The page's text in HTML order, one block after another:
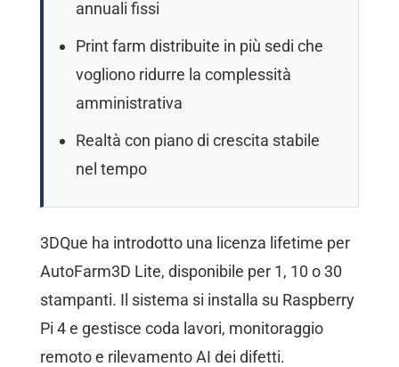
annuali fissi
Print farm distribuite in più sedi che
vogliono ridurre la complessità
amministrativa
Realtà con piano di crescita stabile
nel tempo
3DQue ha introdotto una licenza lifetime per
AutoFarm3D Lite, disponibile per 1, 10 o 30
stampanti. Il sistema si installa su Raspberry
Pi 4 e gestisce coda lavori, monitoraggio
remoto e rilevamento AI dei difetti.